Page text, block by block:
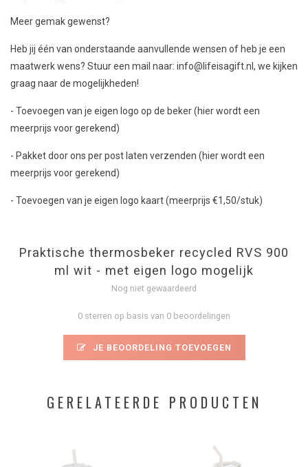
Meer gemak gewenst?
Heb jij één van onderstaande aanvullende wensen of heb je een
maatwerk wens? Stuur een mail naar: info@lifeisagift.nl , we kijken
graag naar de mogelijkheden!
- Toevoegen van je eigen logo op de beker (hier wordt een
meerprijs voor gerekend)
- Pakket door ons per post laten verzenden (hier wordt een
meerprijs voor gerekend)
- Toevoegen van je eigen logo kaart (meerprijs €1,50/stuk)
Praktische thermosbeker recycled RVS 900
ml wit - met eigen logo mogelijk
Nog niet gewaardeerd
0 sterren op basis van 0 beoordelingen
JE BEOORDELING TOEVOEGEN
GERELATEERDE PRODUCTEN